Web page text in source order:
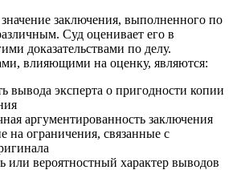
значение заключения, выполненного по
Суд оценивает его в
доказательствами по делу.
влияющими на оценку, являются:
вывода эксперта о пригодности копии
аргументированность заключения
на ограничения, связанные с
или вероятностный характер выводов